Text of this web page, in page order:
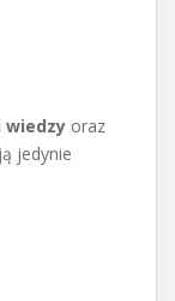
wiedzy oraz
jedynie